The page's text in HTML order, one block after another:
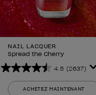
NAIL LACQUER
Spread the Cherry
4.5 (2637)
4.5
sur
ACHETEZ MAINTENANT